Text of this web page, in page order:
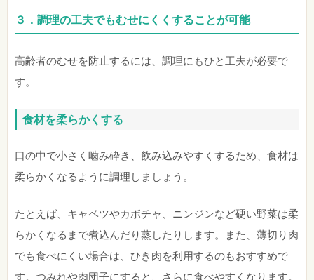
３．調理の工夫でもむせにくくすることが可能
高齢者のむせを防止するには、調理にもひと工夫が必要で
す。
食材を柔らかくする
口の中で小さく噛み砕き、飲み込みやすくするため、食材は
柔らかくなるように調理しましょう。
たとえば、キャベツやカボチャ、ニンジンなど硬い野菜は柔
らかくなるまで煮込んだり蒸したりします。また、薄切り肉
でも食べにくい場合は、ひき肉を利用するのもおすすめで
す。つみれや肉団子にすると、さらに食べやすくなります。